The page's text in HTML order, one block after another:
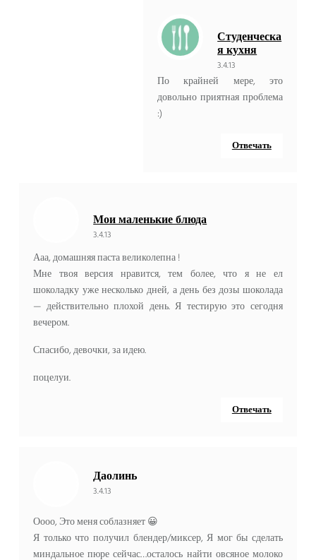
Студенческа
я кухня
3.4.13
По крайней мере, это
довольно приятная проблема
:)
Отвечать
Мои маленькие блюда
3.4.13
Ааа, домашняя паста великолепна !
Мне твоя версия нравится, тем более, что я не ел
шоколадку уже несколько дней, а день без дозы шоколада
— действительно плохой день. Я тестирую это сегодня
вечером.
Спасибо, девочки, за идею.
поцелуи.
Отвечать
Даолинь
3.4.13
Оооо, Это меня соблазняет 😀
Я только что получил блендер/миксер, Я мог бы сделать
миндальное пюре сейчас…осталось найти овсяное молоко